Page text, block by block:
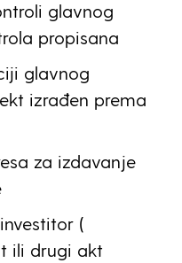
glavnog
propisana
glavnog
izrađen prema
za izdavanje
(
ili drugi akt